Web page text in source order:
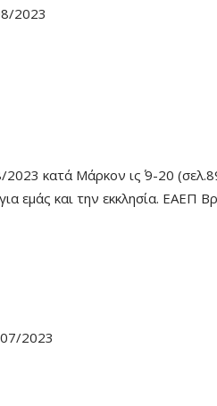
2023
κατά Μάρκον ις΄ 9-20
εμάς και την εκκλησία.
2023